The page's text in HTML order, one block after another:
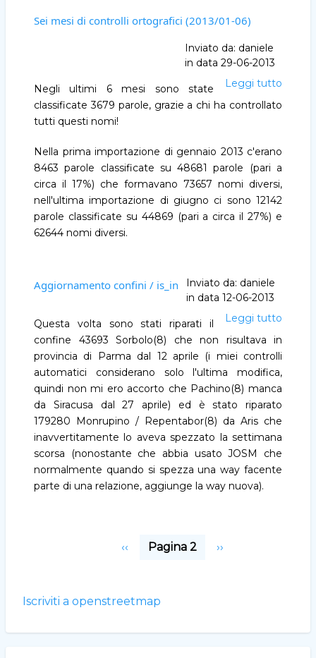
Sei mesi di controlli ortografici (2013/01-06)
Inviato da: daniele
in data 29-06-2013
Leggi tutto
Negli ultimi 6 mesi sono state
classificate 3679 parole, grazie a chi ha controllato
tutti questi nomi!
Nella prima importazione di gennaio 2013 c'erano
8463 parole classificate su 48681 parole (pari a
circa il 17%) che formavano 73657 nomi diversi,
nell'ultima importazione di giugno ci sono 12142
parole classificate su 44869 (pari a circa il 27%) e
62644 nomi diversi.
Aggiornamento confini / is_in Inviato da: daniele
in data 12-06-2013
Leggi tutto
Questa volta sono stati riparati il
confine 43693 Sorbolo(8) che non risultava in
provincia di Parma dal 12 aprile (i miei controlli
automatici considerano solo l'ultima modifica,
quindi non mi ero accorto che Pachino(8) manca
da Siracusa dal 27 aprile) ed è stato riparato
179280 Monrupino / Repentabor(8) da Aris che
inavvertitamente lo aveva spezzato la settimana
scorsa (nonostante che abbia usato JOSM che
normalmente quando si spezza una way facente
parte di una relazione, aggiunge la way nuova).
Pagina
‹‹ Pagina 2
Pagina
››
Iscriviti a openstreetmap